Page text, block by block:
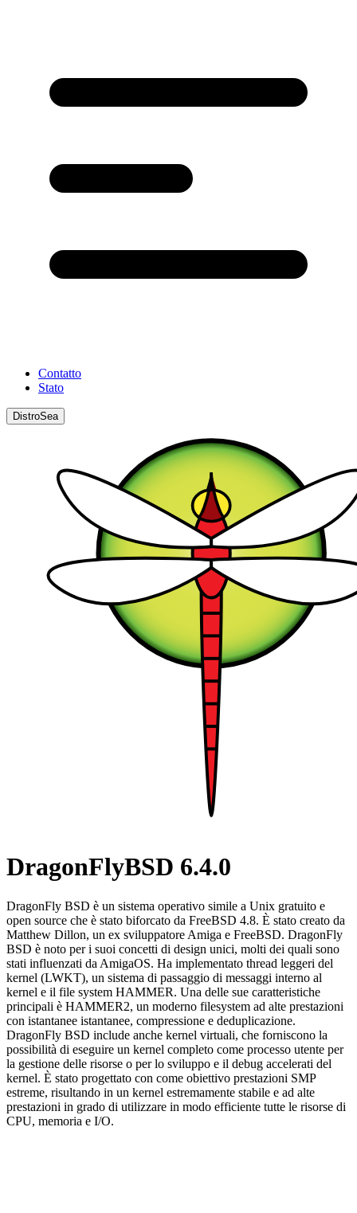
Contatto
Stato
DistroSea
DragonFlyBSD 6.4.0
DragonFly BSD è un sistema operativo simile a Unix gratuito e
open source che è stato biforcato da FreeBSD 4.8. È stato creato da
Matthew Dillon, un ex sviluppatore Amiga e FreeBSD. DragonFly
BSD è noto per i suoi concetti di design unici, molti dei quali sono
stati influenzati da AmigaOS. Ha implementato thread leggeri del
kernel (LWKT), un sistema di passaggio di messaggi interno al
kernel e il file system HAMMER. Una delle sue caratteristiche
principali è HAMMER2, un moderno filesystem ad alte prestazioni
con istantanee istantanee, compressione e deduplicazione.
DragonFly BSD include anche kernel virtuali, che forniscono la
possibilità di eseguire un kernel completo come processo utente per
la gestione delle risorse o per lo sviluppo e il debug accelerati del
kernel. È stato progettato con come obiettivo prestazioni SMP
estreme, risultando in un kernel estremamente stabile e ad alte
prestazioni in grado di utilizzare in modo efficiente tutte le risorse di
CPU, memoria e I/O.